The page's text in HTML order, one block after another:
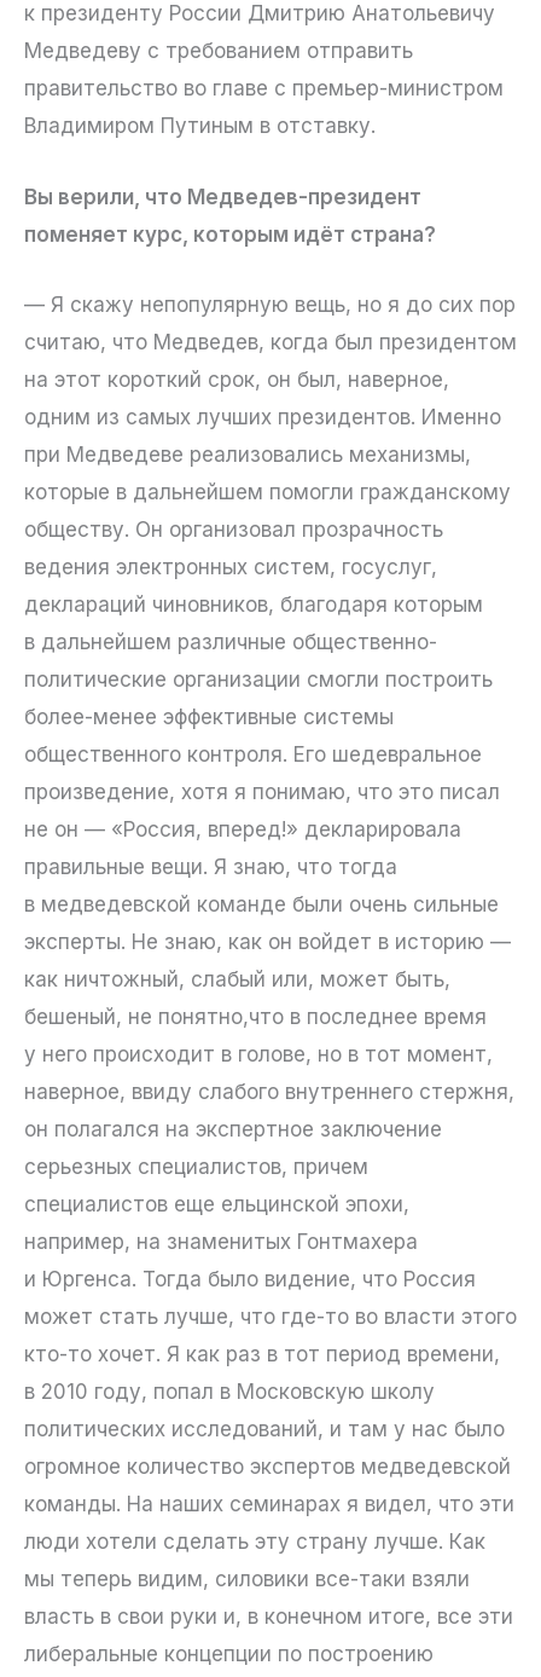
к президенту России Дмитрию Анатольевичу
Медведеву с требованием отправить
правительство во главе с премьер-министром
Владимиром Путиным в отставку.
Вы верили, что Медведев-президент
поменяет курс, которым идёт страна?
— Я скажу непопулярную вещь, но я до сих пор
считаю, что Медведев, когда был президентом
на этот короткий срок, он был, наверное,
одним из самых лучших президентов. Именно
при Медведеве реализовались механизмы,
которые в дальнейшем помогли гражданскому
обществу. Он организовал прозрачность
ведения электронных систем, госуслуг,
деклараций чиновников, благодаря которым
в дальнейшем различные общественно-
политические организации смогли построить
более-менее эффективные системы
общественного контроля. Его шедевральное
произведение, хотя я понимаю, что это писал
не он — «Россия, вперед!» декларировала
правильные вещи. Я знаю, что тогда
в медведевской команде были очень сильные
эксперты. Не знаю, как он войдет в историю —
как ничтожный, слабый или, может быть,
бешеный, не понятно,что в последнее время
у него происходит в голове, но в тот момент,
наверное, ввиду слабого внутреннего стержня,
он полагался на экспертное заключение
серьезных специалистов, причем
специалистов еще ельцинской эпохи,
например, на знаменитых Гонтмахера
и Юргенса. Тогда было видение, что Россия
может стать лучше, что где-то во власти этого
кто-то хочет. Я как раз в тот период времени,
в 2010 году, попал в Московскую школу
политических исследований, и там у нас было
огромное количество экспертов медведевской
команды. На наших семинарах я видел, что эти
люди хотели сделать эту страну лучше. Как
мы теперь видим, силовики все-таки взяли
власть в свои руки и, в конечном итоге, все эти
либеральные концепции по построению